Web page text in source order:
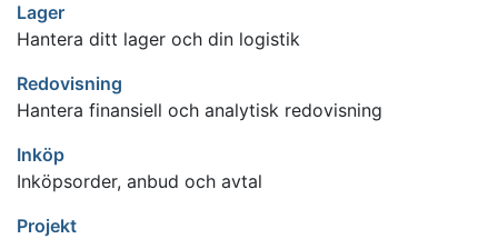
Lager
Hantera ditt lager och din logistik
Redovisning
Hantera finansiell och analytisk redovisning
Inköp
Inköpsorder, anbud och avtal
Projekt